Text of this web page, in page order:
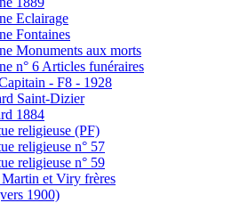
Eclairage
Fontaines
Monuments aux morts
n° 6 Articles funéraires
- F8 - 1928
Saint-Dizier
1884
religieuse (PF)
religieuse n° 57
religieuse n° 59
et Viry frères
1900)